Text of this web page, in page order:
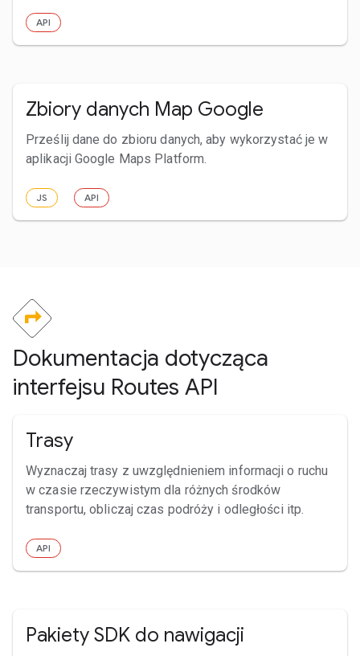
API
Zbiory danych Map Google
Prześlij dane do zbioru danych, aby wykorzystać je w
aplikacji Google Maps Platform.
JS API
Dokumentacja dotycząca
interfejsu Routes API
Trasy
Wyznaczaj trasy z uwzględnieniem informacji o ruchu
w czasie rzeczywistym dla różnych środków
transportu, obliczaj czas podróży i odległości itp.
API
Pakiety SDK do nawigacji